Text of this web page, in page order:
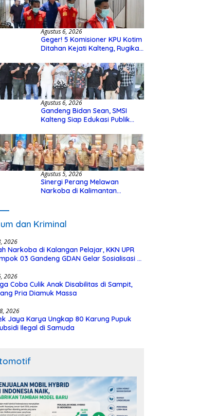
Agustus 6, 2026
Geger! 5 Komisioner KPU Kotim
Ditahan Kejati Kalteng, Rugikan
Hibah Rp40 Miliar
Agustus 6, 2026
Gandeng Bidan Sean, SMSI
Kalteng Siap Edukasi Publik
Agustus 5, 2026
Sinergi Perang Melawan
Narkoba di Kalimantan
dan Kriminal
2026
Narkoba di Kalangan Pelajar, KKN UPR
03 Gandeng GDAN Gelar Sosialisasi di
2026
Coba Culik Anak Disabilitas di Sampit,
Pria Diamuk Massa
2026
Jaya Karya Ungkap 80 Karung Pupuk
Ilegal di Samuda